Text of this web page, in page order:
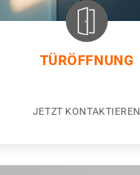
TÜRÖFFNUNG
JETZT KONTAKTIEREN